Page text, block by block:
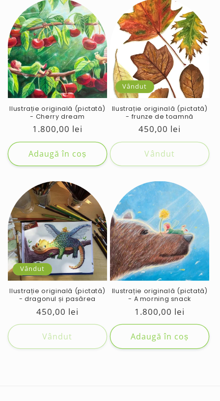
Ilustrație originală (pictată)
- Cherry dream
Preț
obișnuit
1.800,00 lei
Adaugă în coș
Vândut
Ilustrație originală (pictată)
- frunze de toamnă
Preț
obișnuit
450,00 lei
Vândut
Vândut
Ilustrație originală (pictată)
- dragonul și pasărea
Preț
obișnuit
450,00 lei
Vândut
Ilustrație originală (pictată)
- A morning snack
Preț
obișnuit
1.800,00 lei
Adaugă în coș